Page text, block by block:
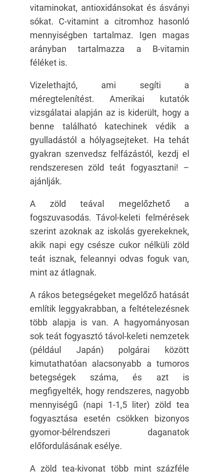
vitaminokat, antioxidánsokat és ásványi
sókat. C-vitamint a citromhoz hasonló
mennyiségben tartalmaz. Igen magas
arányban tartalmazza a B-vitamin
féléket is.
Vizelethajtó, ami segíti a
méregtelenítést. Amerikai kutatók
vizsgálatai alapján az is kiderült, hogy a
benne található katechinek védik a
gyulladástól a hólyagsejteket. Ha tehát
gyakran szenvedsz felfázástól, kezdj el
rendszeresen zöld teát fogyasztani! –
ajánlják.
A zöld teával megelőzhető a
fogszuvasodás. Távol-keleti felmérések
szerint azoknak az iskolás gyerekeknek,
akik napi egy csésze cukor nélküli zöld
teát isznak, feleannyi odvas foguk van,
mint az átlagnak.
A rákos betegségeket megelőző hatását
említik leggyakrabban, a feltételezésnek
több alapja is van. A hagyományosan
sok teát fogyasztó távol-keleti nemzetek
(például Japán) polgárai között
kimutathatóan alacsonyabb a tumoros
betegségek száma, és azt is
megfigyelték, hogy rendszeres, nagyobb
mennyiségű (napi 1-1,5 liter) zöld tea
fogyasztása esetén csökken bizonyos
gyomor-bélrendszeri daganatok
előfordulásának esélye.
A zöld tea-kivonat több mint százféle